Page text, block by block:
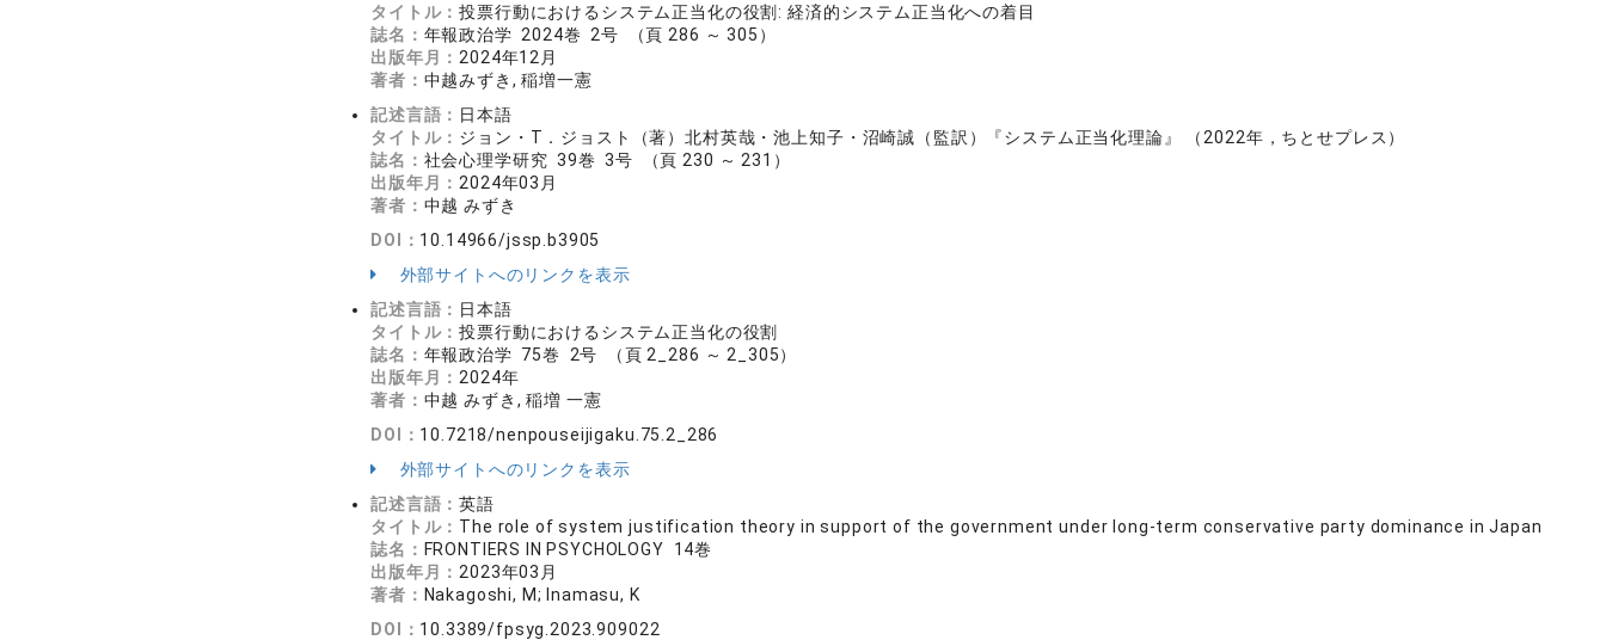
タイトル：投票行動におけるシステム正当化の役割: 経済的システム正当化への着目
誌名： 年報政治学 2024巻 2号 （頁 286 ～ 305）
出版年月： 2024年12月
著者： 中越みずき, 稲増一憲
記述言語： 日本語
タイトル： ジョン・T．ジョスト（著）北村英哉・池上知子・沼崎誠（監訳）『システム正当化理論』 （2022年，ちとせプレス）
誌名： 社会心理学研究 39巻 3号 （頁 230 ～ 231）
出版年月： 2024年03月
著者： 中越 みずき
DOI： 10.14966/jssp.b3905
外部サイトへのリンクを表示
記述言語： 日本語
タイトル：投票行動におけるシステム正当化の役割
誌名： 年報政治学 75巻 2号 （頁 2_286 ～ 2_305）
出版年月： 2024年
著者： 中越 みずき, 稲増 一憲
DOI： 10.7218/nenpouseijigaku.75.2_286
外部サイトへのリンクを表示
記述言語：英語
タイトル： The role of system justification theory in support of the government under long-term conservative party dominance in Japan
誌名： FRONTIERS IN PSYCHOLOGY 14巻
出版年月： 2023年03月
著者： Nakagoshi, M; Inamasu, K
DOI： 10.3389/fpsyg.2023.909022